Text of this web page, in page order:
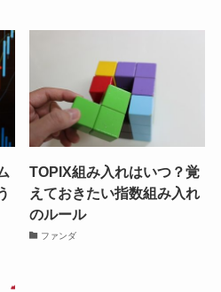
TOPIX組み入れはいつ？覚
えておきたい指数組み入れ
のルール
ファンダ